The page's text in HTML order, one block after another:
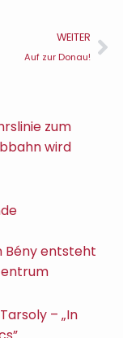
WEITER
Auf zur Donau!
zum
wird
Bény entsteht
– „In